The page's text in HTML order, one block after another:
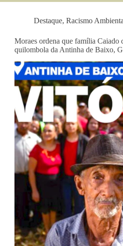
Destaque, Racismo
Moraes ordena que família Caiado
quilombola da Antinha de Baixo,